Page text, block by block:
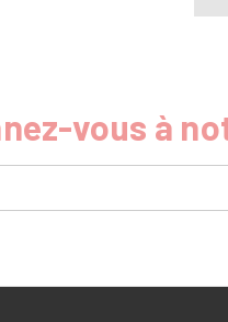
vous à